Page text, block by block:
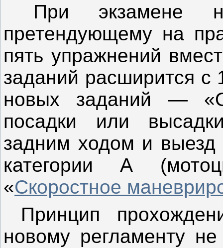
При экзамене
претендующему на
пять упражнений
заданий расширится с
новых заданий —
посадки или
задним ходом и выезд
категории А
«Скоростное
Принцип
новому регламенту